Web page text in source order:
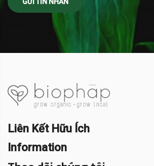
Liên Kết Hữu Ích
Information